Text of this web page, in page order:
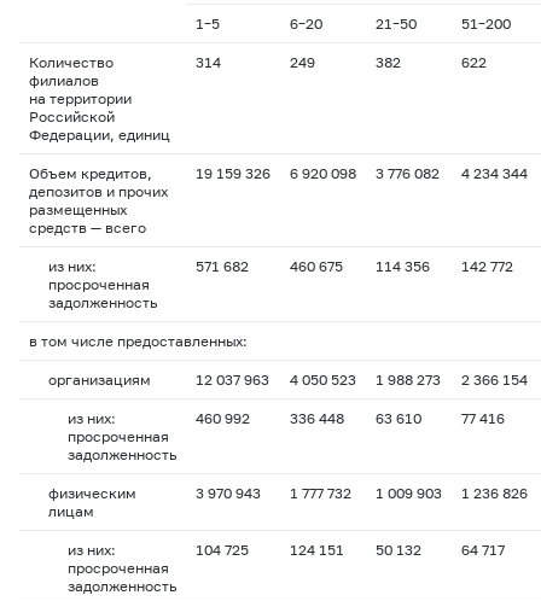
1–5 6–20 21–50 51–200
Количество
филиалов
на территории
Российской
Федерации, единиц
314 249 382 622
Объем кредитов,
депозитов и прочих
размещенных
средств — всего
19 159 326 6 920 098 3 776 082 4 234 344
из них:
просроченная
задолженность
571 682 460 675 114 356 142 772
в том числе предоставленных:
организациям 12 037 963 4 050 523 1 988 273 2 366 154
из них:
просроченная
задолженность
460 992 336 448 63 610 77 416
физическим
лицам
3 970 943 1 777 732 1 009 903 1 236 826
из них:
просроченная
задолженность
104 725 124 151 50 132 64 717